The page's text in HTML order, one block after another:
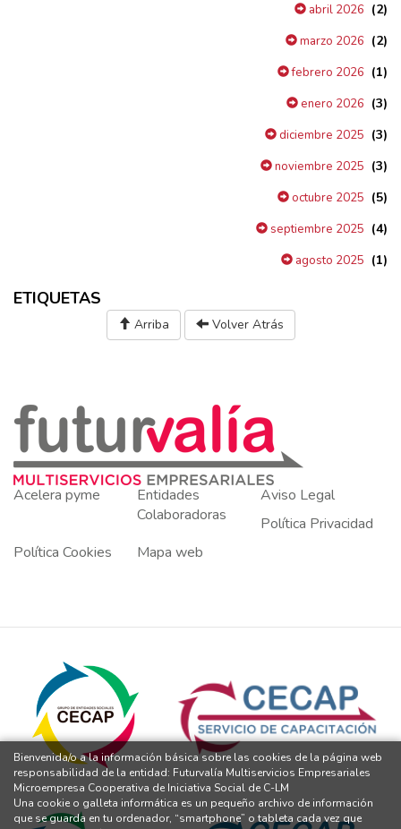
abril 2026 (2)
marzo 2026 (2)
febrero 2026 (1)
enero 2026 (3)
diciembre 2025 (3)
noviembre 2025 (3)
octubre 2025 (5)
septiembre 2025 (4)
agosto 2025 (1)
ETIQUETAS
Arriba Volver Atrás
Acelera pyme
Entidades
Colaboradoras
Aviso Legal
Política Privacidad
Política Cookies
Mapa web
Bienvenida/o a la información básica sobre las cookies de la página web
responsabilidad de la entidad: Futurvalía Multiservicios Empresariales
Microempresa Cooperativa de Iniciativa Social de C-LM
Una cookie o galleta informática es un pequeño archivo de información
que se guarda en tu ordenador, “smartphone” o tableta cada vez que